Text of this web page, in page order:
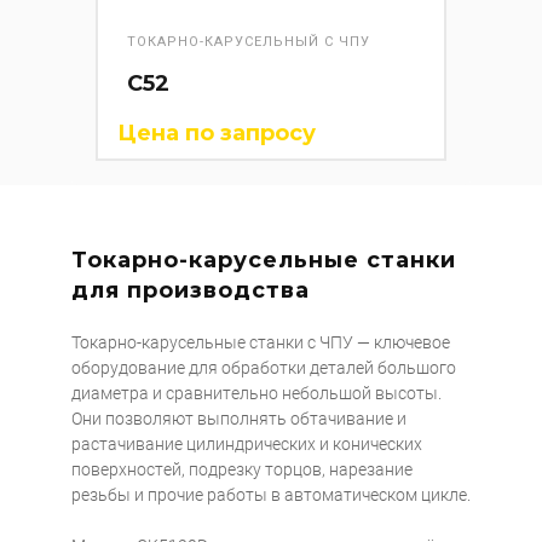
ТОКАРНО-КАРУСЕЛЬНЫЙ С ЧПУ
C52
Цена по запросу
Токарно-карусельные станки
для производства
Токарно-карусельные станки с ЧПУ — ключевое
оборудование для обработки деталей большого
диаметра и сравнительно небольшой высоты.
Они позволяют выполнять обтачивание и
растачивание цилиндрических и конических
поверхностей, подрезку торцов, нарезание
резьбы и прочие работы в автоматическом цикле.